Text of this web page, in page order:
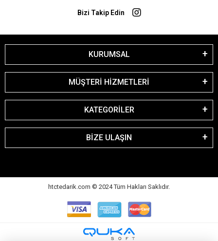
Bizi Takip Edin
KURUMSAL
MÜŞTERİ HİZMETLERİ
KATEGORİLER
BİZE ULAŞIN
htctedarik.com © 2024 Tüm Hakları Saklıdır.